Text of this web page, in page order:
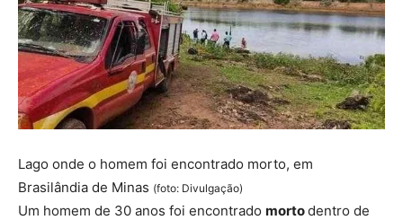
Lago onde o homem foi encontrado morto, em
Brasilândia de Minas (foto: Divulgação)
Um homem de 30 anos foi encontrado mortodentro de